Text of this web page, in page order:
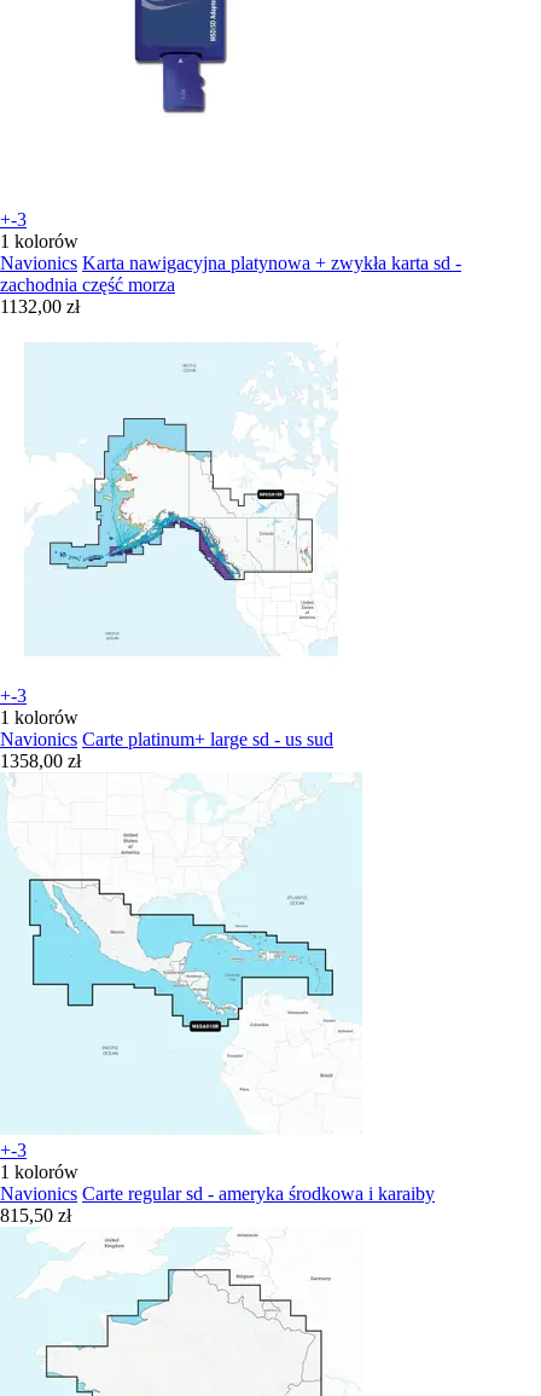
+-3
1 kolorów
Navionics Karta nawigacyjna platynowa + zwykła karta sd -
zachodnia część morza
1132,00 zł
+-3
1 kolorów
Navionics Carte platinum+ large sd - us sud
1358,00 zł
+-3
1 kolorów
Navionics Carte regular sd - ameryka środkowa i karaiby
815,50 zł